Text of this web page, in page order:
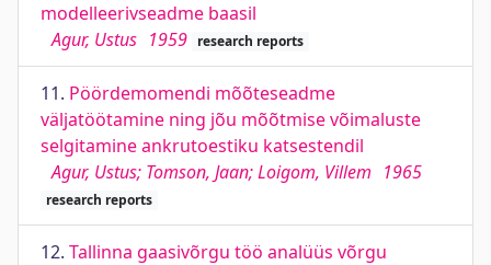
modelleerivseadme baasil
Agur, Ustus 1959 research reports
11. Pöördemomendi mõõteseadme
väljatöötamine ning jõu mõõtmise võimaluste
selgitamine ankrutoestiku katsestendil
Agur, Ustus; Tomson, Jaan; Loigom, Villem 1965
research reports
12. Tallinna gaasivõrgu töö analüüs võrgu